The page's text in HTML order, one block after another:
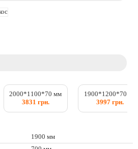
2000*1100*70 мм
3831 грн.
1900*1200*70 мм
3997 грн.
1900 мм